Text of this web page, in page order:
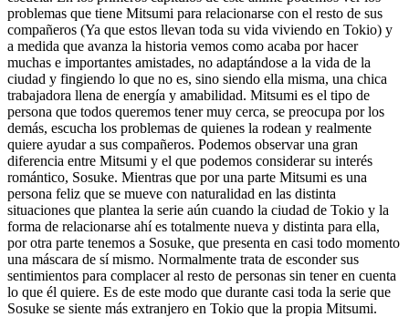
problemas que tiene Mitsumi para relacionarse con el resto de sus
compañeros (Ya que estos llevan toda su vida viviendo en Tokio) y
a medida que avanza la historia vemos como acaba por hacer
muchas e importantes amistades, no adaptándose a la vida de la
ciudad y fingiendo lo que no es, sino siendo ella misma, una chica
trabajadora llena de energía y amabilidad. Mitsumi es el tipo de
persona que todos queremos tener muy cerca, se preocupa por los
demás, escucha los problemas de quienes la rodean y realmente
quiere ayudar a sus compañeros. Podemos observar una gran
diferencia entre Mitsumi y el que podemos considerar su interés
romántico, Sosuke. Mientras que por una parte Mitsumi es una
persona feliz que se mueve con naturalidad en las distinta
situaciones que plantea la serie aún cuando la ciudad de Tokio y la
forma de relacionarse ahí es totalmente nueva y distinta para ella,
por otra parte tenemos a Sosuke, que presenta en casi todo momento
una máscara de sí mismo. Normalmente trata de esconder sus
sentimientos para complacer al resto de personas sin tener en cuenta
lo que él quiere. Es de este modo que durante casi toda la serie que
Sosuke se siente más extranjero en Tokio que la propia Mitsumi.